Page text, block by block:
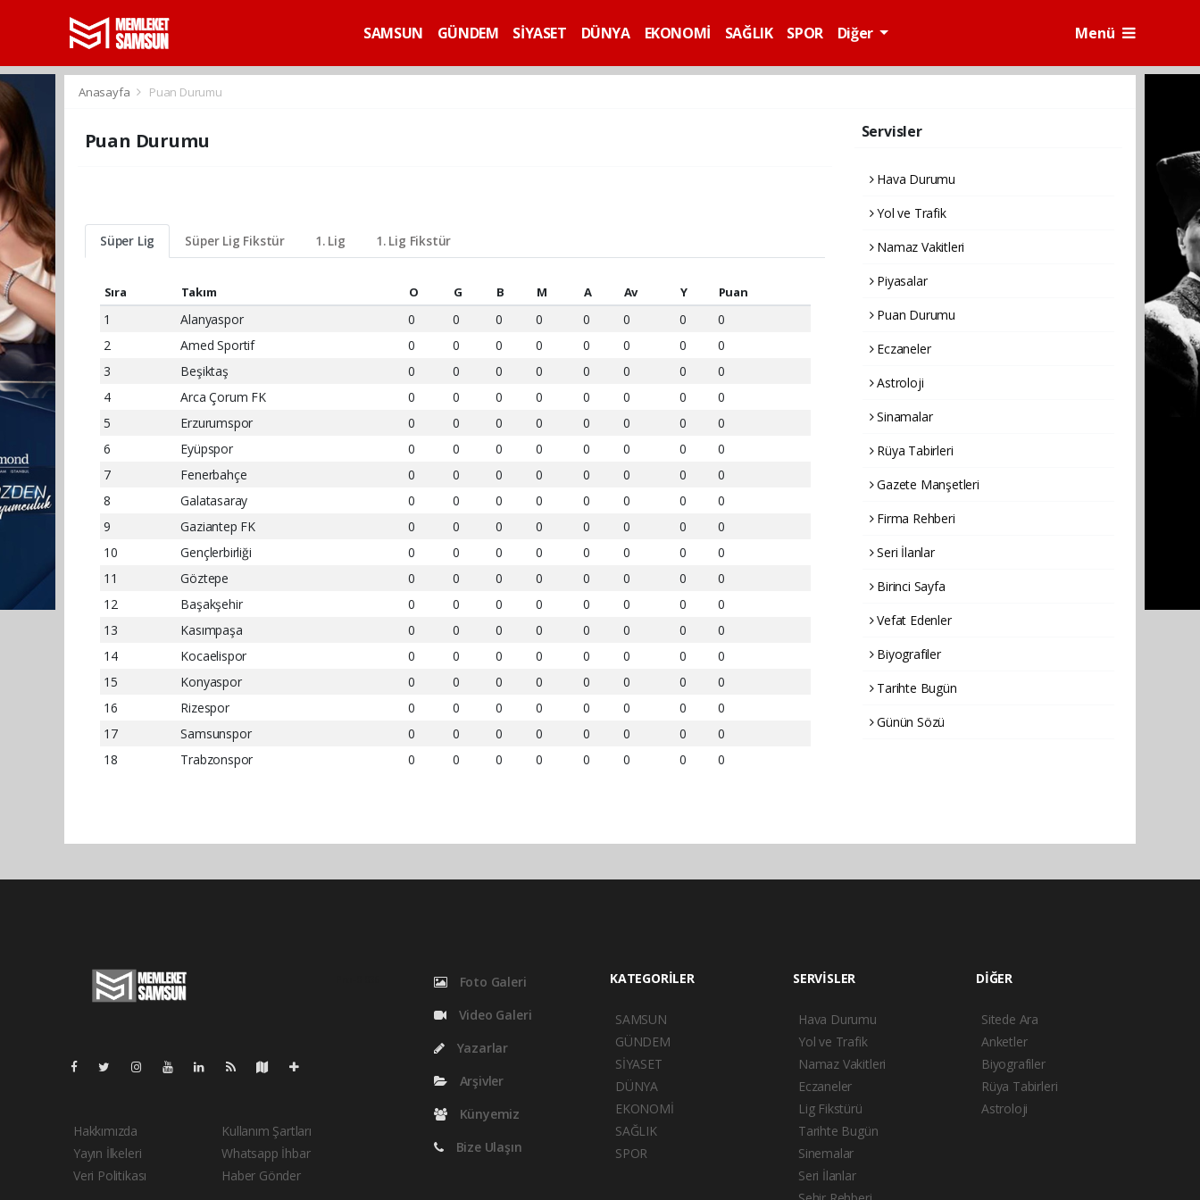
SAMSUN GÜNDEM SİYASET DÜNYA EKONOMİ SAĞLIK SPOR Diğer Menü
Anasayfa Puan Durumu
Puan Durumu
Süper Lig Süper Lig Fikstür 1. Lig 1. Lig Fikstür
Sıra Takım O G B M A Av Y Puan
1 Alanyaspor 0 0 0 0 0 0 0
0
2
Amed Sportif 0 0 0 0 0 0 0
0
3
Beşiktaş 0 0 0 0 0 0 0
0
4
Arca Çorum FK 0 0 0 0 0 0 0
0
5
Erzurumspor 0 0 0 0 0 0 0
0
6
Eyüpspor 0 0 0 0 0 0 0
0
7
Fenerbahçe 0 0 0 0 0 0 0
0
8
Galatasaray 0 0 0 0 0 0 0
0
9
Gaziantep FK 0 0 0 0 0 0 0
0
10
Gençlerbirliği 0 0 0 0 0 0 0
0
11
Göztepe 0 0 0 0 0 0 0
0
12
Başakşehir 0 0 0 0 0 0 0
0
13
Kasımpaşa 0 0 0 0 0 0 0
0
14
Kocaelispor 0 0 0 0 0 0 0
0
15
Konyaspor 0 0 0 0 0 0 0
0
16
Rizespor 0 0 0 0 0 0 0
0
17
Samsunspor 0 0 0 0 0 0 0
0
18
Trabzonspor 0 0 0 0 0 0 0 0
Servisler
Hava Durumu
Yol ve Trafik
Namaz Vakitleri
Piyasalar
Puan Durumu
Eczaneler
Astroloji
Sinamalar
Rüya Tabirleri
Gazete Manşetleri
Firma Rehberi
Seri İlanlar
Birinci Sayfa
Vefat Edenler
Biyografiler
Tarihte Bugün
Günün Sözü
Hakkımızda
Yayın İlkeleri
Veri Politikası
Kullanım Şartları
Whatsapp İhbar
Haber Gönder
Foto Galeri
Video Galeri
Yazarlar
Arşivler
Künyemiz
Bize Ulaşın
KATEGORİLER
SAMSUN
GÜNDEM
SİYASET
DÜNYA
EKONOMİ
SAĞLIK
SPOR
SERVİSLER
Hava Durumu
Yol ve Trafik
Namaz Vakitleri
Eczaneler
Lig Fikstürü
Tarihte Bugün
Sinemalar
Seri İlanlar
DİĞER
Sitede Ara
Anketler
Biyografiler
Rüya Tabirleri
Astroloji